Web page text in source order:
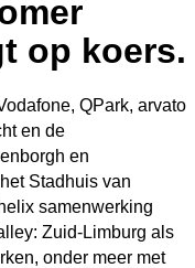
op koers.
QPark, arvato
en de
en
Stadhuis van
samenwerking
Zuid-Limburg als
onder meer met